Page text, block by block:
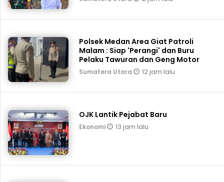
Polsek Medan Area Giat Patroli
Malam : Siap 'Perangi' dan Buru
Pelaku Tawuran dan Geng Motor
Sumatera Utara 12 jam lalu
OJK Lantik Pejabat Baru
Ekonomi 13 jam lalu